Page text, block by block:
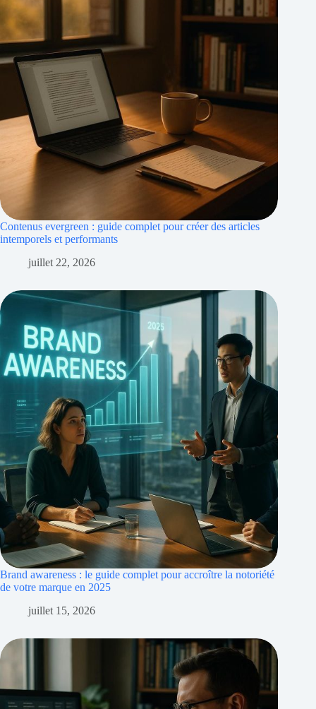
Contenus evergreen : guide complet pour créer des articles
intemporels et performants
juillet 22, 2026
Brand awareness : le guide complet pour accroître la notoriété
de votre marque en 2025
juillet 15, 2026